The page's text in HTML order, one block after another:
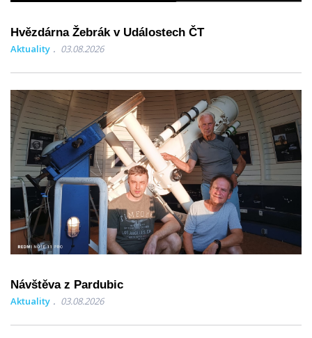
Hvězdárna Žebrák v Událostech ČT
Aktuality 03.08.2026
Návštěva z Pardubic
Aktuality 03.08.2026